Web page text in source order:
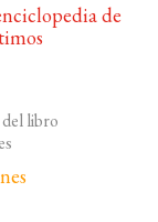
de